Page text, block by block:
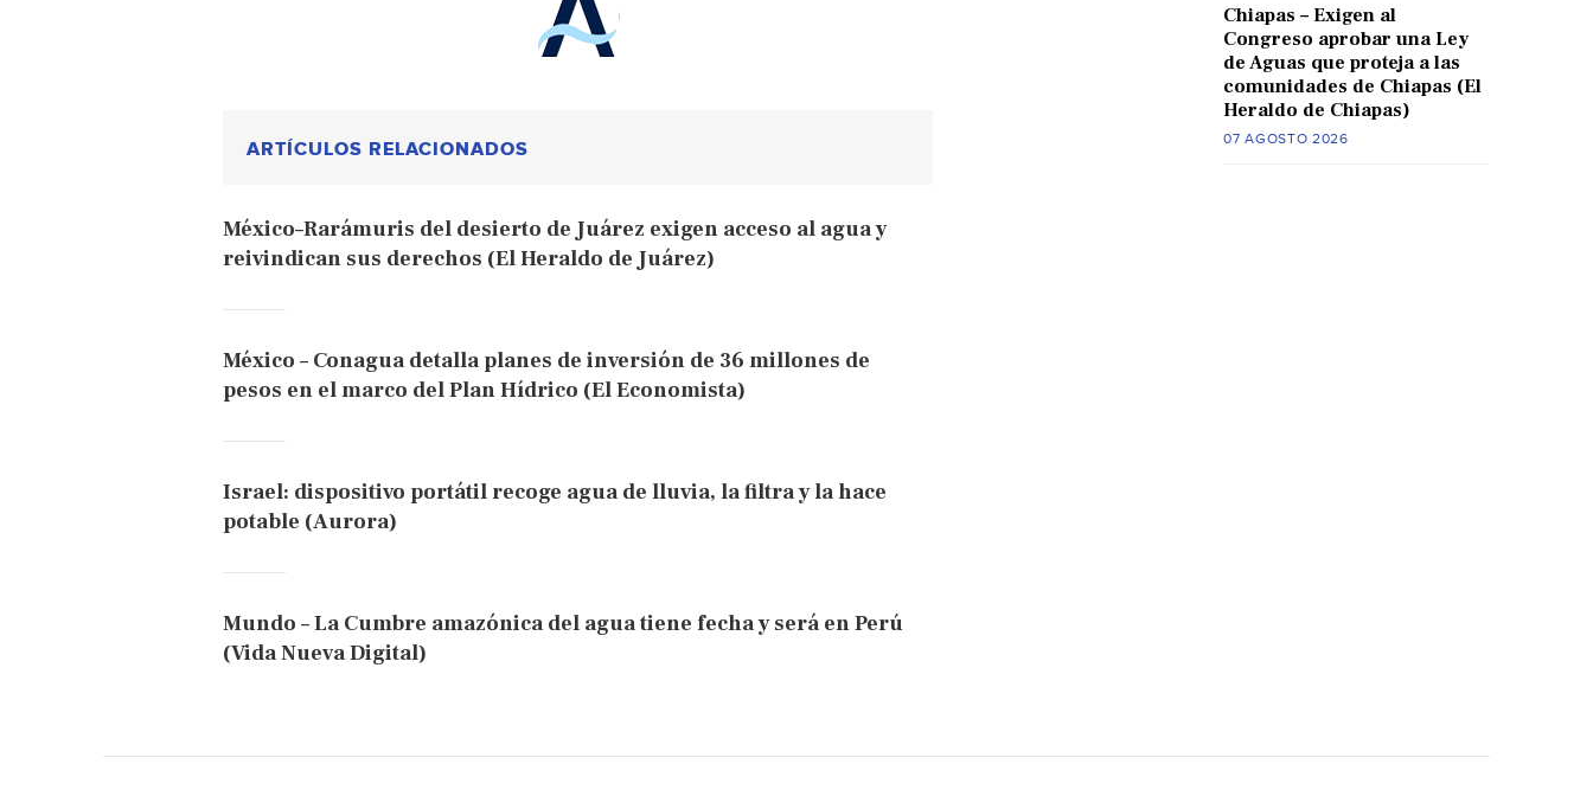
ARTÍCULOS RELACIONADOS
México–Rarámuris del desierto de Juárez exigen acceso al agua y
reivindican sus derechos (El Heraldo de Juárez)
México – Conagua detalla planes de inversión de 36 millones de
pesos en el marco del Plan Hídrico (El Economista)
Israel: dispositivo portátil recoge agua de lluvia, la filtra y la hace
potable (Aurora)
Mundo – La Cumbre amazónica del agua tiene fecha y será en Perú
(Vida Nueva Digital)
Chiapas – Exigen al
Congreso aprobar una Ley
de Aguas que proteja a las
comunidades de Chiapas (El
Heraldo de Chiapas)
07 AGOSTO 2026